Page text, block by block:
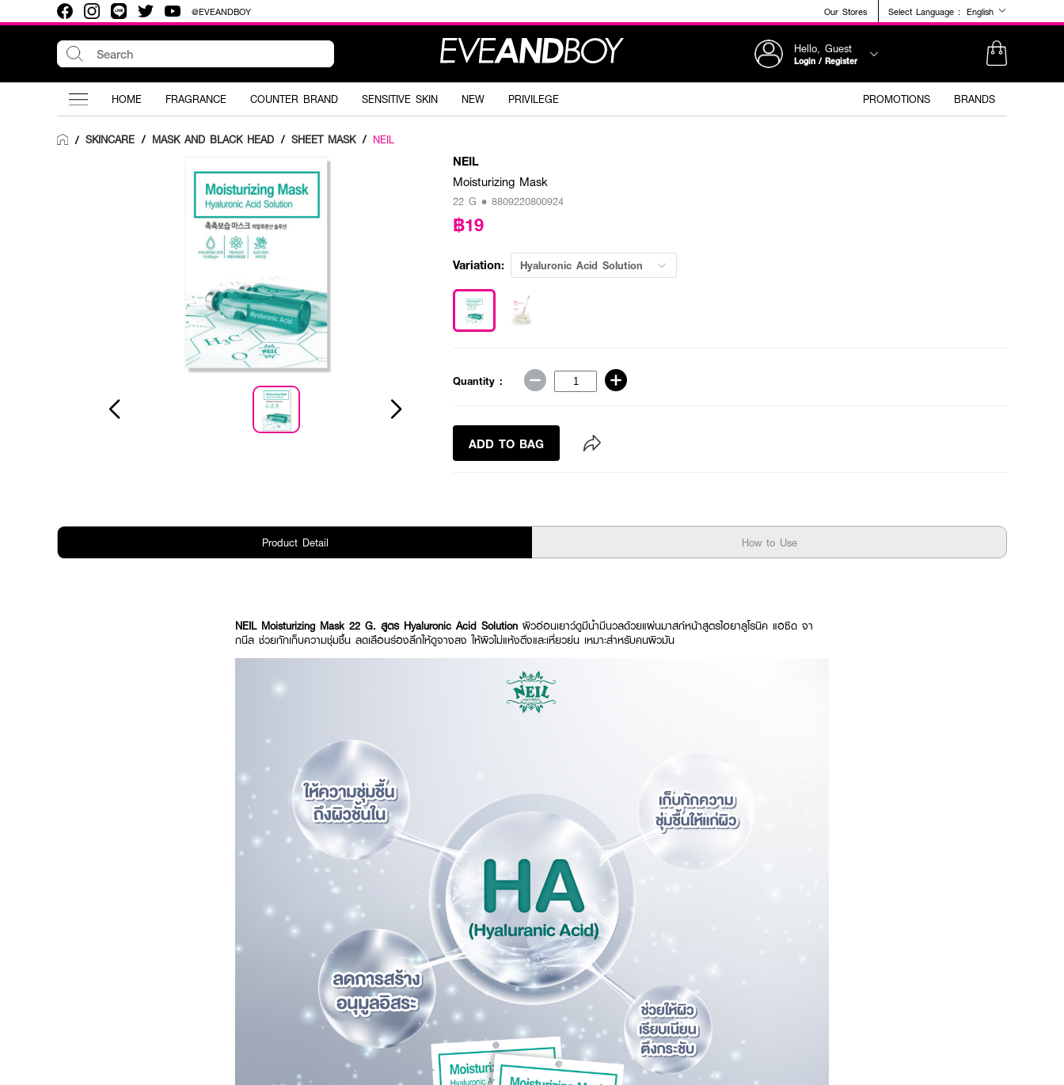
@EVEANDBOY Our Stores Select Language : English
Hello, Guest
Login / Register
HOME FRAGRANCE COUNTER BRAND SENSITIVE SKIN NEW PRIVILEGE PROMOTIONS BRANDS
/ SKINCARE / MASK AND BLACK HEAD / SHEET MASK / NEIL
NEIL
Moisturizing Mask
22 G • 8809220800924
฿19
Variation: Hyaluronic Acid Solution
Quantity :
ADD TO BAG
Product Detail How to Use
NEIL Moisturizing Mask 22 G. สูตร Hyaluronic Acid Solution ผิวอ่อนเยาว์ดูมีน้ำมีนวลด้วยแผ่นมาสก์หน้าสูตรไฮยาลูโรนิค แอซิด จา
กนีล ช่วยกักเก็บความชุ่มชื้น ลดเลือนร่องลึกให้ดูจางลง ให้ผิวไม่แห้งตึงและเหี่ยวย่น เหมาะสำหรับคนผิวมัน